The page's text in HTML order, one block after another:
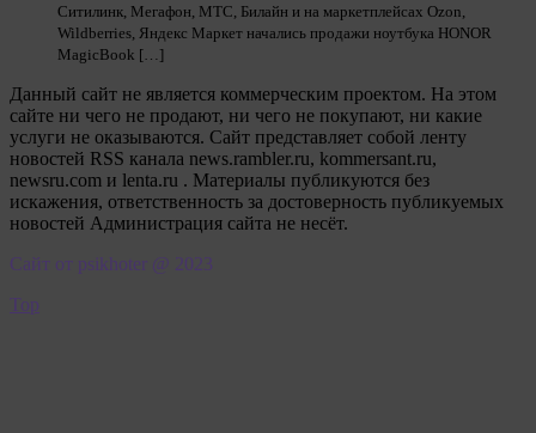
Ситилинк, Мегафон, МТС, Билайн и на маркетплейсах Ozon,
Wildberries, Яндекс Маркет начались продажи ноутбука HONOR
MagicBook […]
Данный сайт не является коммерческим проектом. На этом
сайте ни чего не продают, ни чего не покупают, ни какие
услуги не оказываются. Сайт представляет собой ленту
новостей RSS канала news.rambler.ru, kommersant.ru,
newsru.com и lenta.ru . Материалы публикуются без
искажения, ответственность за достоверность публикуемых
новостей Администрация сайта не несёт.
Сайт от psikhoter @ 2023
Top